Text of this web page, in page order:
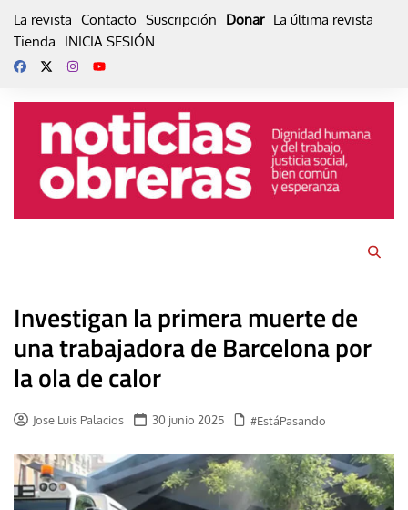
La revista Contacto Suscripción Donar La última revista
Tienda
INICIA SESIÓN
Investigan la primera muerte de
una trabajadora de Barcelona por
la ola de calor
Jose Luis Palacios 30 junio 2025 #EstáPasando